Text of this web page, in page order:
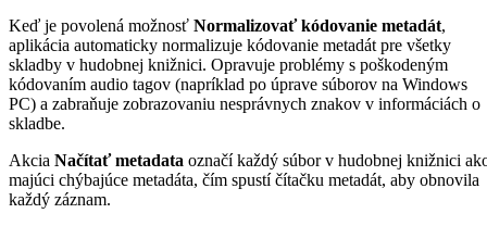
Keď je povolená možnosť Normalizovať kódovanie metadát,
aplikácia automaticky normalizuje kódovanie metadát pre všetky
skladby v hudobnej knižnici. Opravuje problémy s poškodeným
kódovaním audio tagov (napríklad po úprave súborov na Windows
PC) a zabraňuje zobrazovaniu nesprávnych znakov v informáciách o
skladbe.
Akcia Načítať metadata označí každý súbor v hudobnej knižnici
majúci chýbajúce metadáta, čím spustí čítačku metadát, aby obnovila
každý záznam.